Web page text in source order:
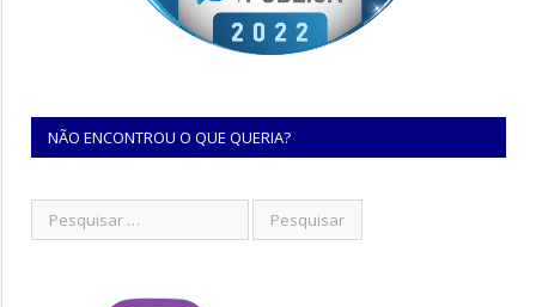
NÃO ENCONTROU O QUE QUERIA?